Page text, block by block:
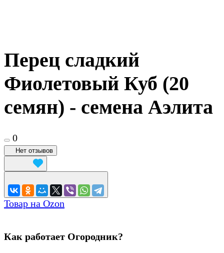
Перец сладкий
Фиолетовый Куб (20
семян) - семена Аэлита
0
Нет отзывов
Товар на Ozon
Как работает Огородник?